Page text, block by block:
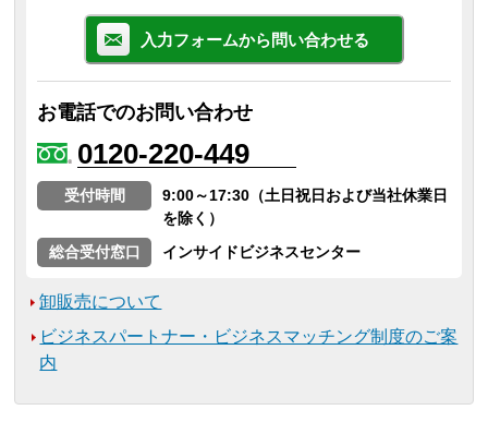
入力フォームから問い合わせる
お電話でのお問い合わせ
0120-220-449
受付時間
9:00～17:30（土日祝日および当社休業日
を除く）
総合受付窓口
インサイドビジネスセンター
卸販売について
ビジネスパートナー・ビジネスマッチング制度のご案
内